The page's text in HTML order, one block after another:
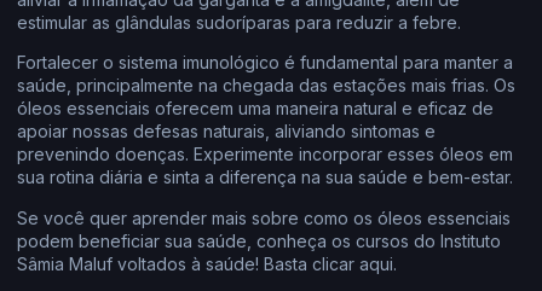
estimular as glândulas sudoríparas para reduzir a febre.
Fortalecer o sistema imunológico é fundamental para manter a
saúde, principalmente na chegada das estações mais frias. Os
óleos essenciais oferecem uma maneira natural e eficaz de
apoiar nossas defesas naturais, aliviando sintomas e
prevenindo doenças. Experimente incorporar esses óleos em
sua rotina diária e sinta a diferença na sua saúde e bem-estar.
Se você quer aprender mais sobre como os óleos essenciais
podem beneficiar sua saúde, conheça os cursos do Instituto
Sâmia Maluf voltados à saúde! Basta clicar aqui.